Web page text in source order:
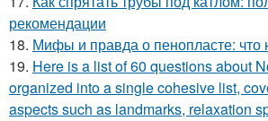
рекомендации
18. Мифы и правда о пенопласте: что
19. Here is a list of 60 questions about
organized into a single cohesive list,
aspects such as landmarks, relaxation